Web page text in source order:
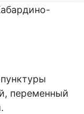
переменный